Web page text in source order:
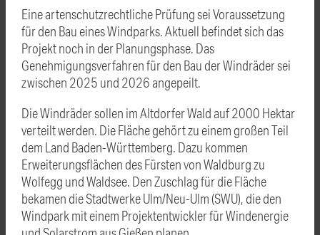
Eine artenschutzrechtliche Prüfung sei Voraussetzung
für den Bau eines Windparks. Aktuell befindet sich das
Projekt noch in der Planungsphase. Das
Genehmigungsverfahren für den Bau der Windräder sei
zwischen 2025 und 2026 angepeilt.
Die Windräder sollen im Altdorfer Wald auf 2000 Hektar
verteilt werden. Die Fläche gehört zu einem großen Teil
dem Land Baden-Württemberg. Dazu kommen
Erweiterungsflächen des Fürsten von Waldburg zu
Wolfegg und Waldsee. Den Zuschlag für die Fläche
bekamen die Stadtwerke Ulm/Neu-Ulm (SWU), die den
Windpark mit einem Projektentwickler für Windenergie